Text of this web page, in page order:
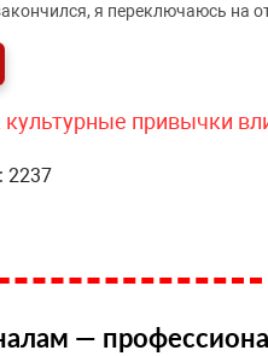
я переключаюсь на
культурные привычки
2237
—